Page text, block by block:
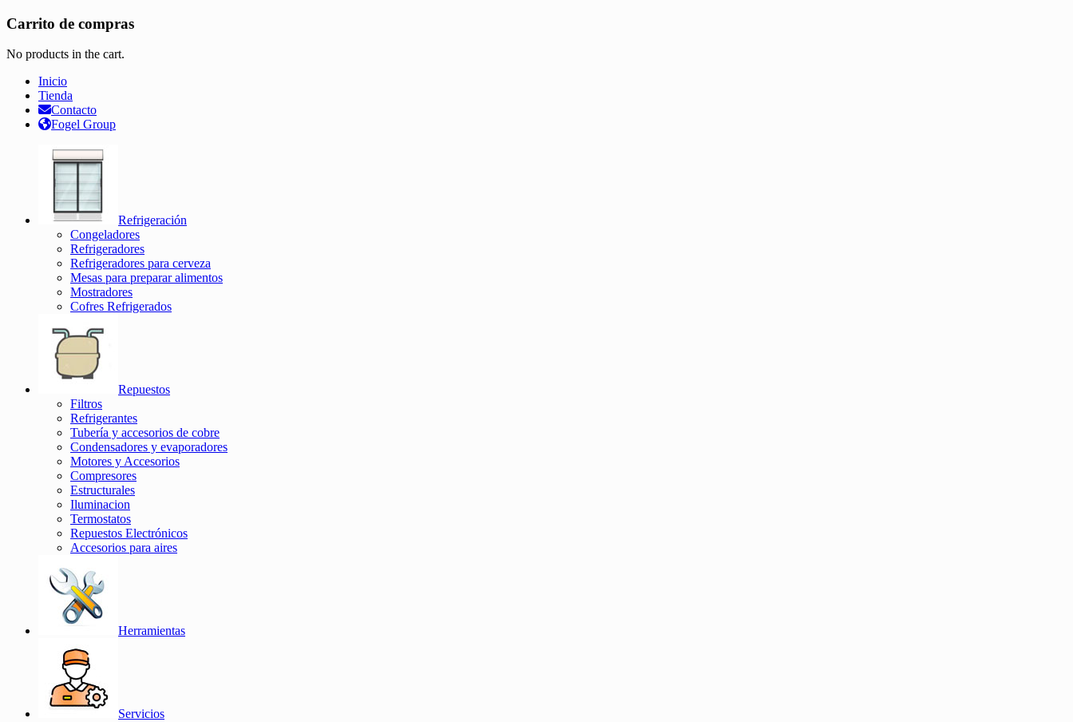
Carrito de compras
No products in the cart.
Inicio
Tienda
Contacto
Fogel Group
Refrigeración
Congeladores
Refrigeradores
Refrigeradores para cerveza
Mesas para preparar alimentos
Mostradores
Cofres Refrigerados
Repuestos
Filtros
Refrigerantes
Tubería y accesorios de cobre
Condensadores y evaporadores
Motores y Accesorios
Compresores
Estructurales
Iluminacion
Termostatos
Repuestos Electrónicos
Accesorios para aires
Herramientas
Servicios